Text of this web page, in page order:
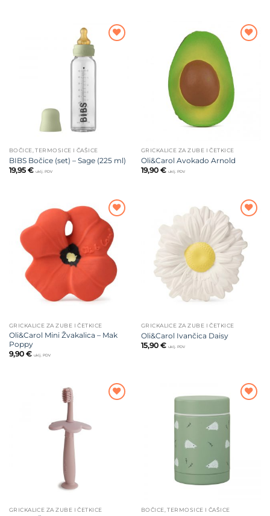
BOČICE, TERMOSICE I ČAŠICE
BIBS Bočice (set) – Sage (225 ml)
19,95 € uklj. PDV
GRICKALICE ZA ZUBE I ČETKICE
Oli&Carol Avokado Arnold
19,90 € uklj. PDV
Dodajte
na listu
želja
GRICKALICE ZA ZUBE I ČETKICE
Oli&Carol Mini Žvakalica – Mak
Poppy
9,90 € uklj. PDV
Dodajte
na listu
želja
GRICKALICE ZA ZUBE I ČETKICE
Oli&Carol Ivančica Daisy
15,90 € uklj. PDV
GRICKALICE ZA ZUBE I ČETKICE BOČICE, TERMOSICE I ČAŠICE